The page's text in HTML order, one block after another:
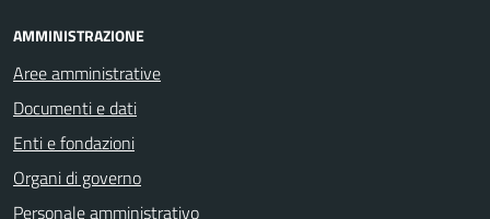
AMMINISTRAZIONE
Aree amministrative
Documenti e dati
Enti e fondazioni
Organi di governo
Personale amministrativo